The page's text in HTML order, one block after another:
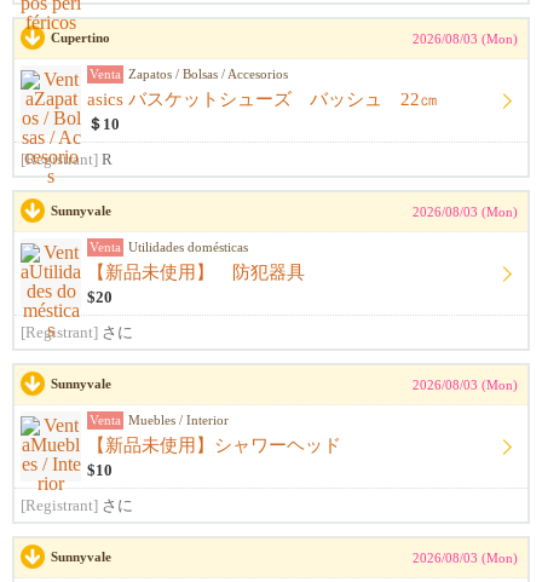
Cupertino 2026/08/03 (Mon)
Venta Zapatos / Bolsas / Accesorios
asics バスケットシューズ バッシュ 22㎝
＄10
[Registrant] R
Sunnyvale 2026/08/03 (Mon)
Venta Utilidades domésticas
【新品未使用】 防犯器具
$20
[Registrant] さに
Sunnyvale 2026/08/03 (Mon)
Venta Muebles / Interior
【新品未使用】シャワーヘッド
$10
[Registrant] さに
Sunnyvale 2026/08/03 (Mon)